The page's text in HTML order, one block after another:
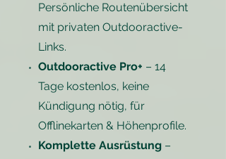
Persönliche Routenübersicht
mit privaten Outdooractive-
Links.
Outdooractive Pro+ – 14
Tage kostenlos, keine
Kündigung nötig, für
Offlinekarten & Höhenprofile.
Komplette Ausrüstung –